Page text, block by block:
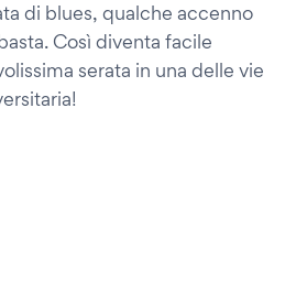
di blues, qualche accenno
Così diventa facile
serata in una delle vie